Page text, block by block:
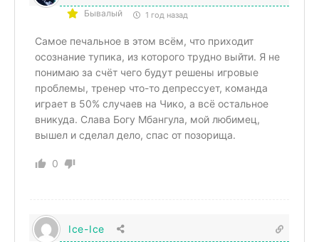
Бывалый 1 год назад
Самое печальное в этом всём, что приходит
осознание тупика, из которого трудно выйти. Я не
понимаю за счёт чего будут решены игровые
проблемы, тренер что-то депрессует, команда
играет в 50% случаев на Чико, а всё остальное
вникуда. Слава Богу Мбангула, мой любимец,
вышел и сделал дело, спас от позорища.
0
Ice-Ice